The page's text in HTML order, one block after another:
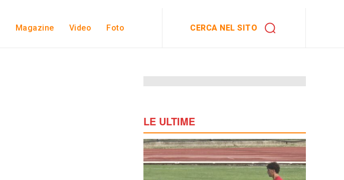
Magazine Video Foto CERCA NEL SITO
LE ULTIME